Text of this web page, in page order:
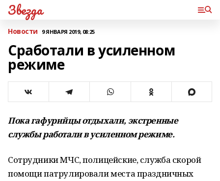
Звезда
Новости 9 ЯНВАРЯ 2019, 08:25
Сработали в усиленном
режиме
Пока гафурийцы отдыхали, экстренные
службы работали в усиленном режиме.
Сотрудники МЧС, полицейские, служба скорой
помощи патрулировали места праздничных